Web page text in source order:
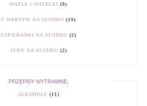
WAFLE I WAFELKI (9)
Z WARZYW NA SŁODKO (19)
ZAPIEKANKI NA SŁODKO (2)
ZUPY NA SŁODKO (2)
PRZEPISY WYTRAWNE:
ALKOHOLE (11)